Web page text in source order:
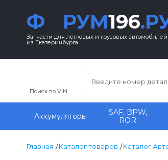
Ф РУМ196
Запчасти для легковых и грузовых автомобилей
из Екатеринбурга
Поиск по VIN
Аккумуляторы
SAF, BPW,
ROR
Главная Каталог товаров Каталог